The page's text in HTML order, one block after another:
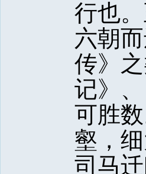
行也
六朝
传》
记》
可胜
壑，
司马